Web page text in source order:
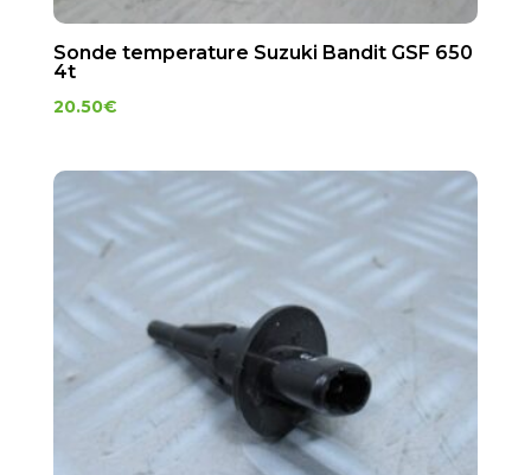
Sonde temperature Suzuki Bandit GSF 650
4t
20.50€